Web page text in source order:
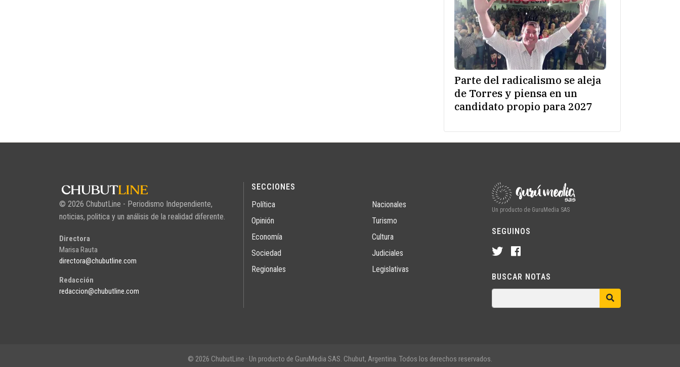
Parte del radicalismo se aleja
de Torres y piensa en un
candidato propio para 2027
© 2026 ChubutLine - Periodismo Independiente,
noticias, politica y un análisis de la realidad diferente.
Directora
Marisa Rauta
directora@chubutline.com
Redacción
redaccion@chubutline.com
SECCIONES
Política
Opinión
Economía
Sociedad
Regionales
Nacionales
Turismo
Cultura
Judiciales
Legislativas
Un producto de GuruMedia SAS
SEGUINOS
BUSCAR NOTAS
© 2026 ChubutLine · Un producto de GuruMedia SAS. Chubut, Argentina. Todos los derechos reservados.